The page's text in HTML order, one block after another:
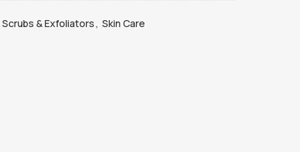
Scrubs & Exfoliators , Skin Care